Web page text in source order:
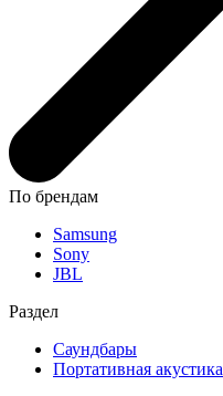
По брендам
Samsung
Sony
JBL
Раздел
Саундбары
Портативная акустика